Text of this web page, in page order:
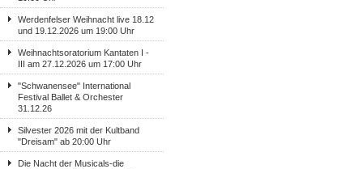
Werdenfelser Weihnacht live 18.12
und 19.12.2026 um 19:00 Uhr
Weihnachtsoratorium Kantaten I -
III am 27.12.2026 um 17:00 Uhr
"Schwanensee" International
Festival Ballet & Orchester
31.12.26
Silvester 2026 mit der Kultband
"Dreisam" ab 20:00 Uhr
Die Nacht der Musicals-die